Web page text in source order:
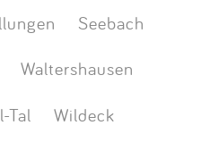
Seebach
Waltershausen
Tal
Wildeck